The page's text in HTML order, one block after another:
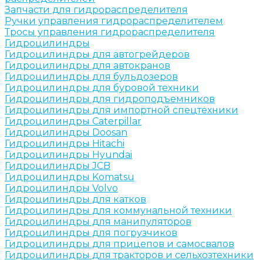
Запчасти для гидрораспределителя
Ручки управления гидрораспределителем
Тросы управления гидрораспределителя
Гидроцилиндры
Гидроцилиндры для автогрейдеров
Гидроцилиндры для автокранов
Гидроцилиндры для бульдозеров
Гидроцилиндры для буровой техники
Гидроцилиндры для гидроподъемников
Гидроцилиндры для импортной спецтехники
Гидроцилиндры Caterpillar
Гидроцилиндры Doosan
Гидроцилиндры Hitachi
Гидроцилиндры Hyundai
Гидроцилиндры JCB
Гидроцилиндры Komatsu
Гидроцилиндры Volvo
Гидроцилиндры для катков
Гидроцилиндры для коммунальной техники
Гидроцилиндры для манипуляторов
Гидроцилиндры для погрузчиков
Гидроцилиндры для прицепов и самосвалов
Гидроцилиндры для тракторов и сельхозтехники